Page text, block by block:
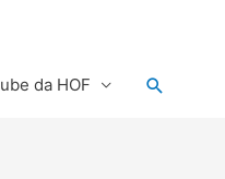
da HOF